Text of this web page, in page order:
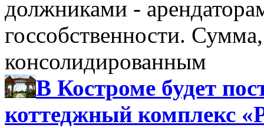
должниками -
госсобственности.
консолидированным
В Костроме будет
коттеджный комплекс